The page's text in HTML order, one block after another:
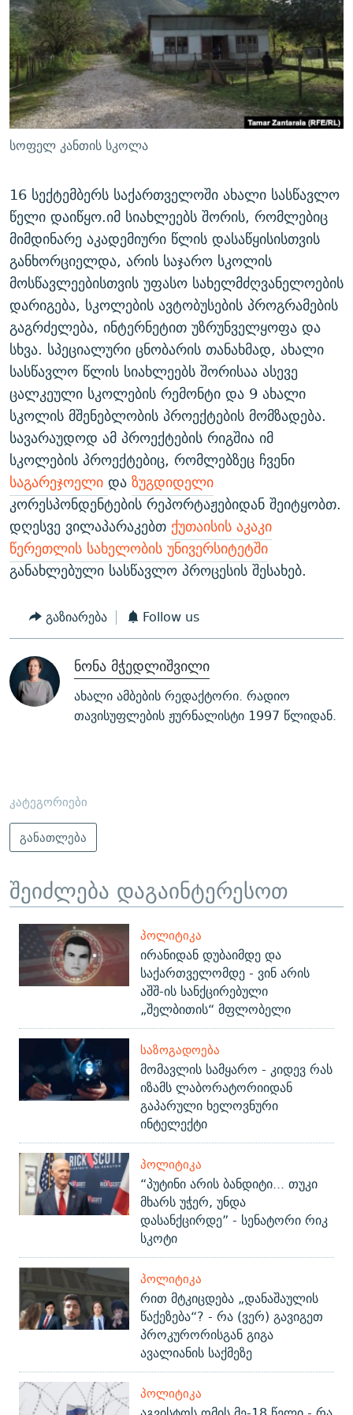
ᲛᲝᲚᲐᲞᲐᲠᲐᲙᲔ ᲢᲔᲥᲡᲢᲔᲑᲘ
ᲨᲘᲜ - ᲣᲪᲮᲝᲔᲗᲨᲘ
ᲚᲘᲢᲔᲠᲐᲢᲣᲠᲣᲚᲘ ᲬᲐᲮᲜᲐᲒᲔᲑᲘ
ᲐᲛᲔᲠᲘᲙᲣᲚᲘ ᲛᲝᲗᲮᲠᲝᲑᲐ
ᲘᲛᲞᲔᲠᲘᲐ ᲓᲐ ᲠᲐᲓᲘᲝ
ᲩᲔᲛᲘ ᲡᲘᲙᲕᲓᲘᲚᲘᲡ ᲛᲘᲖᲔᲖᲘᲐ COVID-19
11 ᲬᲔᲚᲘ - 11 ᲐᲛᲑᲐᲕᲘ
ᲡᲐᲞᲐᲠᲚᲐᲛᲔᲜᲢᲝ ᲐᲠᲩᲔᲕᲜᲔᲑᲘᲡ ᲘᲡᲢᲝᲠᲘᲐ
ᲑᲐᲕᲨᲕᲔᲑᲘ ᲞᲠᲝᲡᲢᲘᲢᲣᲪᲘᲐᲨᲘ - ᲐᲛᲝᲣᲗᲥᲛᲔᲚᲘ ᲐᲛᲑᲐᲕᲘ
5 ᲐᲛᲑᲐᲕᲘ - 20 ᲘᲕᲜᲘᲡᲡ ᲓᲐᲨᲐᲕᲔᲑᲣᲚᲔᲑᲘ
ᲐᲒᲕᲘᲡᲢᲝᲡ ᲝᲛᲘ
ПРИВЕТ ᲙᲣᲚᲢᲣᲠᲐ
ᲒᲐᲛᲝᲘᲬᲔᲠᲔ
რთე/რთ-ის ყველა საიტი
სოფელ კანთის სკოლა
16 სექტემბერს საქართველოში ახალი სასწავლო
წელი დაიწყო.იმ სიახლეებს შორის, რომლებიც
მიმდინარე აკადემიური წლის დასაწყისისთვის
განხორციელდა, არის საჯარო სკოლის
მოსწავლეებისთვის უფასო სახელმძღვანელოების
დარიგება, სკოლების ავტობუსების პროგრამების
გაგრძელება, ინტერნეტით უზრუნველყოფა და
სხვა. სპეციალური ცნობარის თანახმად, ახალი
სასწავლო წლის სიახლეებს შორისაა ასევე
ცალკეული სკოლების რემონტი და 9 ახალი
სკოლის მშენებლობის პროექტების მომზადება.
სავარაუდოდ ამ პროექტების რიგშია იმ
სკოლების პროექტებიც, რომლებზეც ჩვენი
საგარეჯოელიდაზუგდიდელი
კორესპონდენტების რეპორტაჟებიდან შეიტყობთ.
დღესვე ვილაპარაკებთ ქუთაისის აკაკი
წერეთლის სახელობის უნივერსიტეტში
განახლებული სასწავლო პროცესის შესახებ.
გაზიარება Follow us
ნონა მჭედლიშვილი
ახალი ამბების რედაქტორი. რადიო
თავისუფლების ჟურნალისტი 1997 წლიდან.
კატეგორიები
განათლება
შეიძლება დაგაინტერესოთ
ᲞᲝᲚᲘᲢᲘᲙᲐ
ირანიდან დუბაიმდე და
საქართველომდე - ვინ არის
აშშ-ის სანქცირებული
„შელბითის“ მფლობელი
ᲡᲐᲖᲝᲒᲐᲓᲝᲔᲑᲐ
მომავლის სამყარო - კიდევ რას
იზამს ლაბორატორიიდან
გაპარული ხელოვნური
ინტელექტი
ᲞᲝᲚᲘᲢᲘᲙᲐ
“პუტინი არის ბანდიტი... თუკი
მხარს უჭერ, უნდა
დასანქცირდე” - სენატორი რიკ
სკოტი
ᲞᲝᲚᲘᲢᲘᲙᲐ
რით მტკიცდება „დანაშაულის
წაქეზება“? - რა (ვერ) გავიგეთ
პროკურორისგან გიგა
ავალიანის საქმეზე
ᲞᲝᲚᲘᲢᲘᲙᲐ